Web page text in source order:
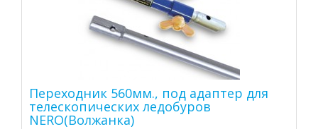
Переходник 560мм., под адаптер для
телескопических ледобуров
NERO(Волжанка)